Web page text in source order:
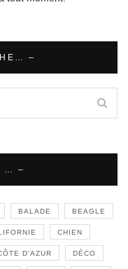
–
… –
BALADE BEAGLE
CHIEN
D'AZUR DÉCO